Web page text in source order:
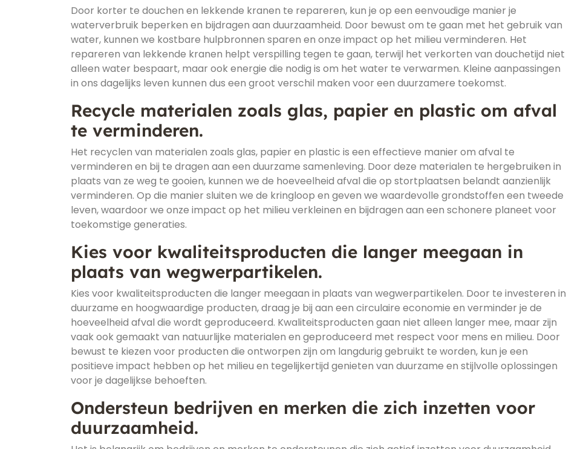
Door korter te douchen en lekkende kranen te repareren, kun je op een eenvoudige manier je
waterverbruik beperken en bijdragen aan duurzaamheid. Door bewust om te gaan met het gebruik van
water, kunnen we kostbare hulpbronnen sparen en onze impact op het milieu verminderen. Het
repareren van lekkende kranen helpt verspilling tegen te gaan, terwijl het verkorten van douchetijd niet
alleen water bespaart, maar ook energie die nodig is om het water te verwarmen. Kleine aanpassingen
in ons dagelijks leven kunnen dus een groot verschil maken voor een duurzamere toekomst.
Recycle materialen zoals glas, papier en plastic om afval
te verminderen.
Het recyclen van materialen zoals glas, papier en plastic is een effectieve manier om afval te
verminderen en bij te dragen aan een duurzame samenleving. Door deze materialen te hergebruiken in
plaats van ze weg te gooien, kunnen we de hoeveelheid afval die op stortplaatsen belandt aanzienlijk
verminderen. Op die manier sluiten we de kringloop en geven we waardevolle grondstoffen een tweede
leven, waardoor we onze impact op het milieu verkleinen en bijdragen aan een schonere planeet voor
toekomstige generaties.
Kies voor kwaliteitsproducten die langer meegaan in
plaats van wegwerpartikelen.
Kies voor kwaliteitsproducten die langer meegaan in plaats van wegwerpartikelen. Door te investeren in
duurzame en hoogwaardige producten, draag je bij aan een circulaire economie en verminder je de
hoeveelheid afval die wordt geproduceerd. Kwaliteitsproducten gaan niet alleen langer mee, maar zijn
vaak ook gemaakt van natuurlijke materialen en geproduceerd met respect voor mens en milieu. Door
bewust te kiezen voor producten die ontworpen zijn om langdurig gebruikt te worden, kun je een
positieve impact hebben op het milieu en tegelijkertijd genieten van duurzame en stijlvolle oplossingen
voor je dagelijkse behoeften.
Ondersteun bedrijven en merken die zich inzetten voor
duurzaamheid.